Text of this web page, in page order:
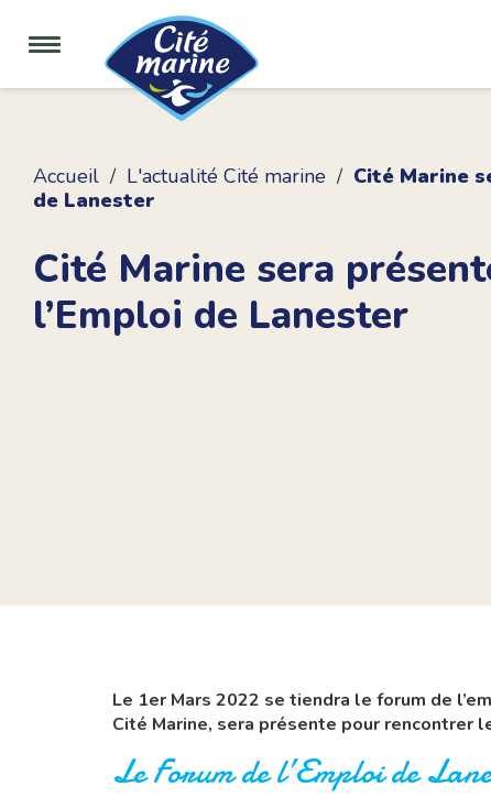
Accueil L'actualité Cité marine
Cité Marine
de Lanester
Cité Marine sera
l’Emploi de Lanester
Le 1er Mars 2022 se tiendra le forum de
Cité Marine, sera présente pour rencontrer
Le Forum de l’Emploi de